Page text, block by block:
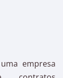
empresa